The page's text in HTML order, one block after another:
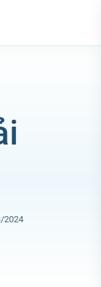
2024